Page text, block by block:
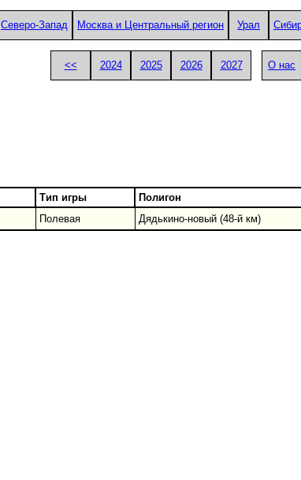
Северо-Запад Москва и Центральный регион Урал
<< 2024 2025 2026 2027 О нас
Тип игры Полигон
Полевая Дядькино-новый (48-й км)